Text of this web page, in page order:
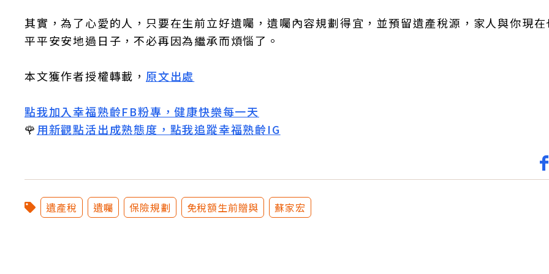
其實，為了心愛的人，只要在生前立好遺囑，遺囑內容規劃得宜，並預留遺產稅源，家人與你現
平平安安地過日子，不必再因為繼承而煩惱了。
本文獲作者授權轉載， 原文出處
點我加入幸福熟齡FB粉專，健康快樂每一天
🌹 用新觀點活出成熟態度，點我追蹤幸福熟齡IG
遺產稅 遺囑 保險規劃 免稅額生前贈與 蘇家宏